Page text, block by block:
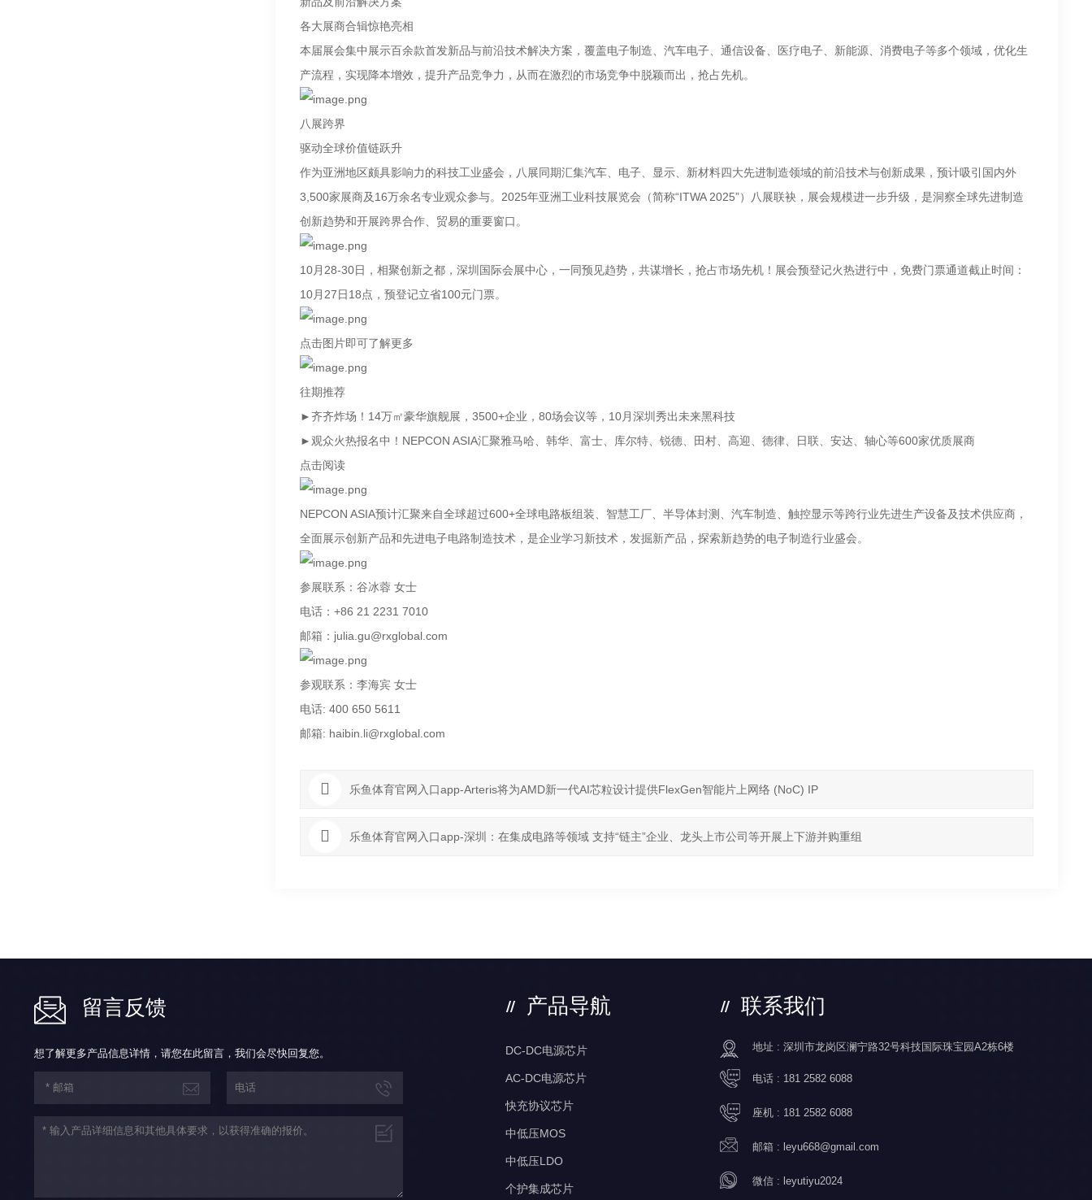
各大展商合辑惊艳亮相
本届展会集中展示百余款首发新品与前沿技术解决方案，覆盖电子制造、汽车电子、通信设备、医疗电子、新能源、消费电子等多个领域，优化生
产流程，实现降本增效，提升产品竞争力，从而在激烈的市场竞争中脱颖而出，抢占先机。
八展跨界
驱动全球价值链跃升
作为亚洲地区颇具影响力的科技工业盛会，八展同期汇集汽车、电子、显示、新材料四大先进制造领域的前沿技术与创新成果，预计吸引国内外
3,500家展商及16万余名专业观众参与。2025年亚洲工业科技展览会（简称“ITWA 2025”）八展联袂，展会规模进一步升级，是洞察全球先进制造
创新趋势和开展跨界合作、贸易的重要窗口。
10月28-30日，相聚创新之都，深圳国际会展中心，一同预见趋势，共谋增长，抢占市场先机！展会预登记火热进行中，免费门票通道截止时间：
10月27日18点，预登记立省100元门票。
点击图片即可了解更多
往期推荐
►齐齐炸场！14万㎡豪华旗舰展，3500+企业，80场会议等，10月深圳秀出未来黑科技
►观众火热报名中！NEPCON ASIA汇聚雅马哈、韩华、富士、库尔特、锐德、田村、高迎、德律、日联、安达、轴心等600家优质展商
点击阅读
NEPCON ASIA预计汇聚来自全球超过600+全球电路板组装、智慧工厂、半导体封测、汽车制造、触控显示等跨行业先进生产设备及技术供应商，
全面展示创新产品和先进电子电路制造技术，是企业学习新技术，发掘新产品，探索新趋势的电子制造行业盛会。
参展联系：谷冰蓉 女士
电话：+86 21 2231 7010
邮箱：julia.gu@rxglobal.com
参观联系：李海宾 女士
电话: 400 650 5611
邮箱: haibin.li@rxglobal.com
乐鱼体育官网入口app-Arteris将为AMD新一代AI芯粒设计提供FlexGen智能片上网络 (NoC) IP
乐鱼体育官网入口app-深圳：在集成电路等领域 支持“链主”企业、龙头上市公司等开展上下游并购重组
留言反馈
想了解更多产品信息详情，请您在此留言，我们会尽快回复您。
产品导航
DC-DC电源芯片
AC-DC电源芯片
快充协议芯片
中低压MOS
中低压LDO
个护集成芯片
联系我们
地址 : 深圳市龙岗区澜宁路32号科技国际珠宝园A2栋6楼
电话 : 181 2582 6088
座机 : 181 2582 6088
邮箱 : leyu668@gmail.com
微信 : leyutiyu2024